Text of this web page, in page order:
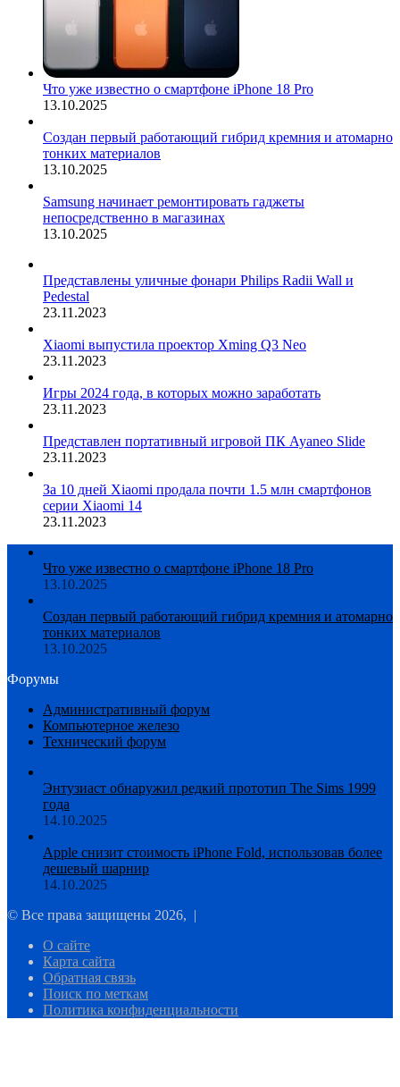
Что уже известно о смартфоне iPhone 18 Pro
13.10.2025
Создан первый работающий гибрид кремния и атомарно
тонких материалов
13.10.2025
Samsung начинает ремонтировать гаджеты
непосредственно в магазинах
13.10.2025
Представлены уличные фонари Philips Radii Wall и
Pedestal
23.11.2023
Xiaomi выпустила проектор Xming Q3 Neo
23.11.2023
Игры 2024 года, в которых можно заработать
23.11.2023
Представлен портативный игровой ПК Ayaneo Slide
23.11.2023
За 10 дней Xiaomi продала почти 1.5 млн смартфонов
серии Xiaomi 14
23.11.2023
Что уже известно о смартфоне iPhone 18 Pro
13.10.2025
Создан первый работающий гибрид кремния и атомарно
тонких материалов
13.10.2025
Форумы
Административный форум
Компьютерное железо
Технический форум
Энтузиаст обнаружил редкий прототип The Sims 1999
года
14.10.2025
Apple снизит стоимость iPhone Fold, использовав более
дешевый шарнир
14.10.2025
© Все права защищены 2026, |
О сайте
Карта сайта
Обратная связь
Поиск по меткам
Политика конфиденциальности